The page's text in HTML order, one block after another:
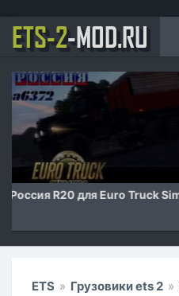
ETS-2-MOD.RU
Карта Российские
ETS » Грузовики ets 2 »